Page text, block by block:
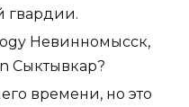
гвардии.
Невинномысск,
Сыктывкар?
времени, но это